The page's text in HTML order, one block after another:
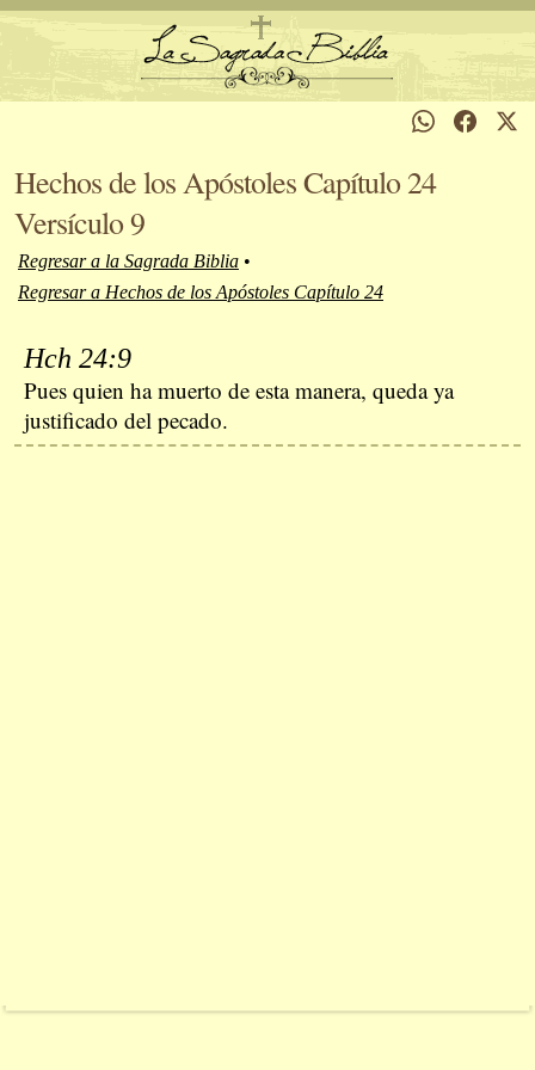
Hechos de los Apóstoles Capítulo 24
Versículo 9
Regresar a la Sagrada Biblia •
Regresar a Hechos de los Apóstoles Capítulo 24
Hch 24:9
Pues quien ha muerto de esta manera, queda ya
justificado del pecado.